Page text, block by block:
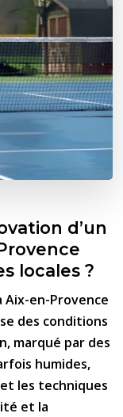
d’un
locales ?
Aix-en-Provence
des conditions
marqué par des
humides,
les techniques
et la